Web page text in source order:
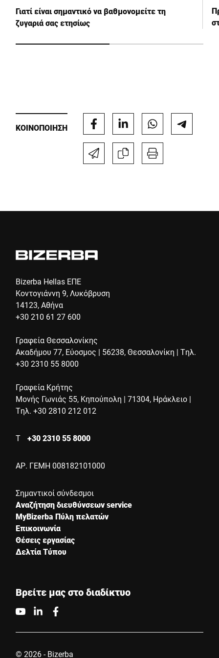
Γιατί είναι σημαντικό να βαθμονομείτε τη
ζυγαριά σας ετησίως
ΚΟΙΝΟΠΟΙΗΣΗ
Bizerba Hellas ΕΠΕ
Κοντογιάννη 9, Λυκόβρυση
14123, Αθήνα
+30 210 61 27 600
Γραφεία Θεσσαλονίκης
Ακαδήμου 77, Εύοσμος | 56238, Θεσσαλονίκη | Τηλ.
+30 2310 55 8000
Γραφεία Κρήτης
Μονής Γωνιάς 55, Κηπούπολη | 71304, Ηράκλειο |
Τηλ. +30 2810 212 012
Τ +30 2310 55 8000
ΑΡ. ΓΕΜΗ 008182101000
Σημαντικοί σύνδεσμοι
Αναζήτηση διευθύνσεων service
MyBizerba Πύλη πελατών
Επικοινωνία
Θέσεις εργασίας
Δελτία Τύπου
Βρείτε μας στο διαδίκτυο
© 2026 - Bizerba